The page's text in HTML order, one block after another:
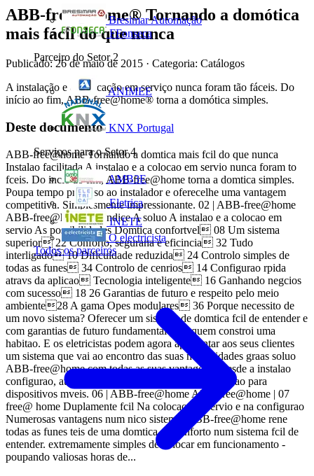
Bresimar Automação
FFonseca
Parceiro do Setor 2
ANIMEE
KNX Portugal
Serviços para o Setor 4
AMB3E
Eletrica
INETE
O electricista
Todos os parceiros
ABB-free@home® Tornando a domótica
mais fácil do que nunca
Publicado: 26 de maio de 2015 · Categoria: Catálogos
A instalação e a colocação em serviço nunca foram tão fáceis. Do
início ao fim, ABB-free@home® torna a domótica simples.
Deste documento
ABB-free@home Tornando a domtica mais fcil do que nunca
Instalao facilitada A instalao e a colocao em servio nunca foram to
fceis. Do incio ao fim, ABB-free@home torna a domtica simples.
Poupa tempo precioso ao instalador e oferecelhe uma vantagem
competitiva. Simplesmente impressionante. 02 | ABB-free@home
ABB-free@home | 03 ndice A soluo A instalao e a colocao em
servio As possibilidades Domtica confortvel 08 Um sistema
superior 22 Conforto, segurana e eficincia 32 Tudo
interligado 10 Dificuldade reduzida 24 Controlo simples de
todas as funes 34 Controlo de cenrios 14 Configurao rpida
atravs da aplicao Tecnologia inteligente 16 Ganhando negcios
com sucesso 18 26 Garantias de futuro e respeito pelo meio
ambiente28 A gama Opes modulares 36 Porque necessito de
um novo sistema? Oferecer um sistema de domtica fcil de entender e
com garantias de futuro fundamental para quem constroi uma
habitao. E os eletricistas podem agora apresentar aos seus clientes
um sistema que vai ao encontro das suas necessidades graas soluo
ABB-free@home com todas as suas vantagens. Desde a instalao
configurao, atravs de um interface intuitivo via aplicao para
dispositivos mveis. 06 | ABB-free@home ABB-free@home | 07
free@ home Duplamente fcil Na colocao em servio e na configurao
Numerosas vantagens num nico sistema. ABB-free@home rene
todas as funes teis de uma domtica de conforto num sistema fcil de
entender. extremamente simples de colocar em funcionamento -
poupando valiosas horas de...